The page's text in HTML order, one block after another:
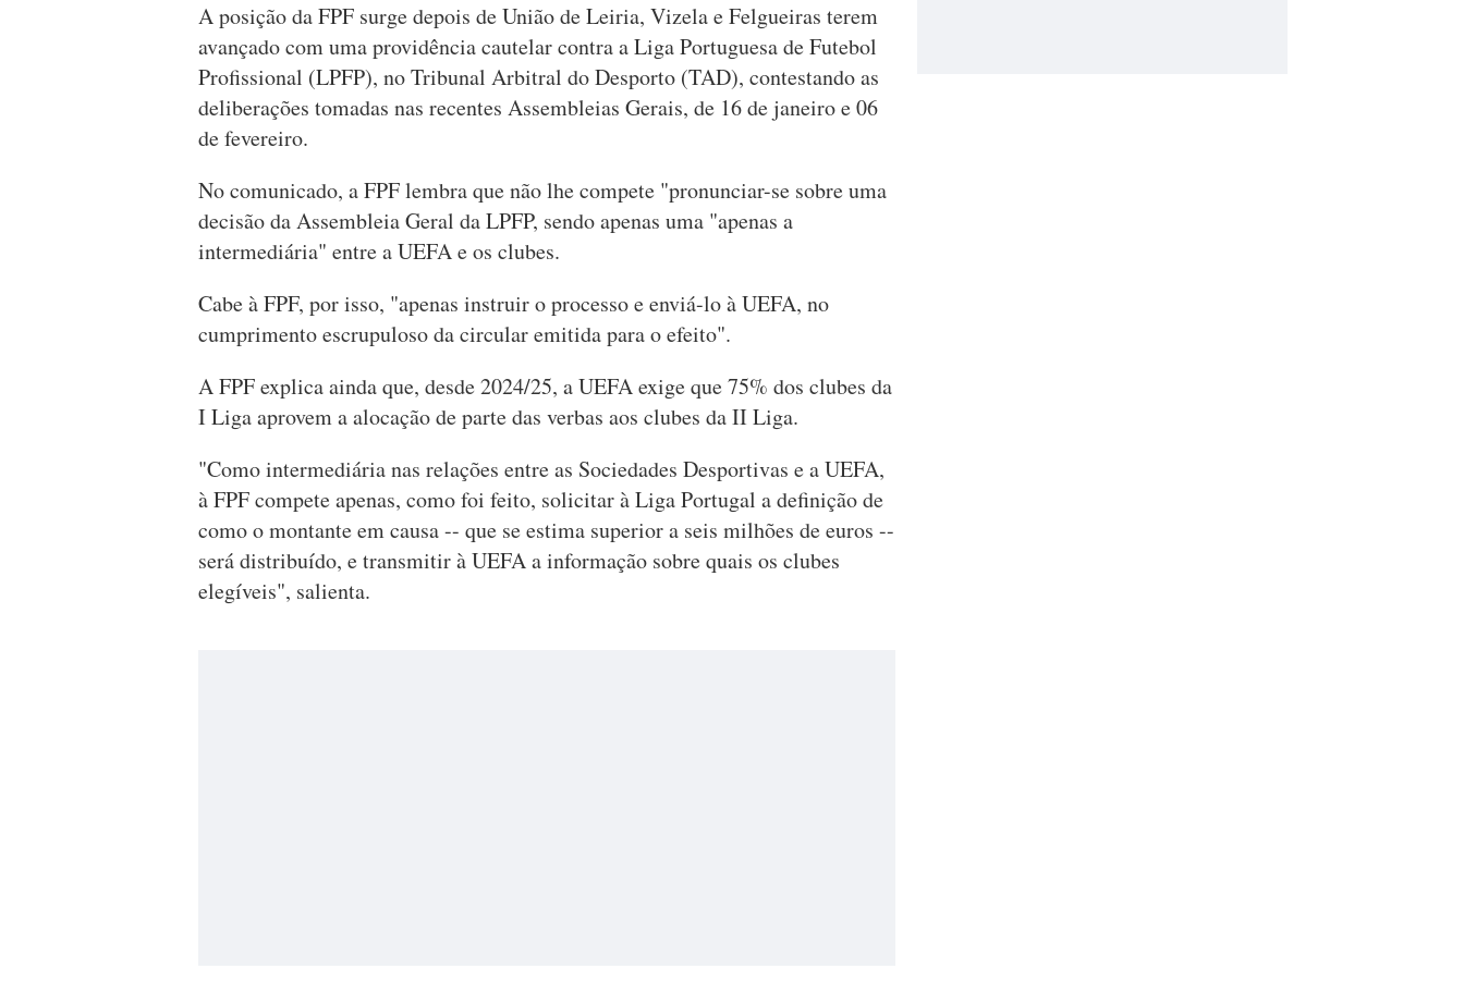
A posição da FPF surge depois de União de Leiria, Vizela e Felgueiras terem
avançado com uma providência cautelar contra a Liga Portuguesa de Futebol
Profissional (LPFP), no Tribunal Arbitral do Desporto (TAD), contestando as
deliberações tomadas nas recentes Assembleias Gerais, de 16 de janeiro e 06
de fevereiro.
No comunicado, a FPF lembra que não lhe compete "pronunciar-se sobre uma
decisão da Assembleia Geral da LPFP, sendo apenas uma "apenas a
intermediária" entre a UEFA e os clubes.
Cabe à FPF, por isso, "apenas instruir o processo e enviá-lo à UEFA, no
cumprimento escrupuloso da circular emitida para o efeito".
A FPF explica ainda que, desde 2024/25, a UEFA exige que 75% dos clubes da
I Liga aprovem a alocação de parte das verbas aos clubes da II Liga.
"Como intermediária nas relações entre as Sociedades Desportivas e a UEFA,
à FPF compete apenas, como foi feito, solicitar à Liga Portugal a definição de
como o montante em causa -- que se estima superior a seis milhões de euros --
será distribuído, e transmitir à UEFA a informação sobre quais os clubes
elegíveis", salienta.